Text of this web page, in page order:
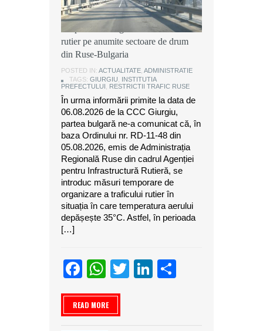
Instituția Prefectului: Măsuri
temporare de organizare a traficului
rutier pe anumite sectoare de drum
din Ruse-Bulgaria
POSTED IN: ACTUALITATE ADMINISTRATIE
TAGS: GIURGIU
INSTITUTIA
PREFECTULUI
RESTRICTII TRAFIC RUSE
În urma informării primite la data de
06.08.2026 de la CCC Giurgiu,
partea bulgară ne-a comunicat că, în
baza Ordinului nr. RD-11-48 din
05.08.2026, emis de Administrația
Regională Ruse din cadrul Agenției
pentru Infrastructură Rutieră, se
introduc măsuri temporare de
organizare a traficului rutier în
situația în care temperatura aerului
depășește 35°C. Astfel, în perioada
[…]
Facebook
WhatsApp
TwitterLinkedIn
READ MORE